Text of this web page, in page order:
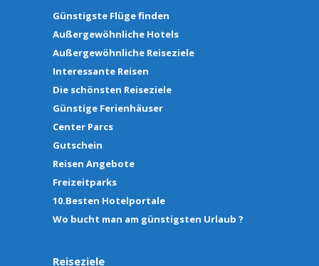
Günstigste Flüge finden
Außergewöhnliche Hotels
Außergewöhnliche Reiseziele
Interessante Reisen
Die schönsten Reiseziele
Günstige Ferienhäuser
Center Parcs
Gutschein
Reisen Angebote
Freizeitparks
10.Besten Hotelportale
Wo bucht man am günstigsten Urlaub ?
Reiseziele